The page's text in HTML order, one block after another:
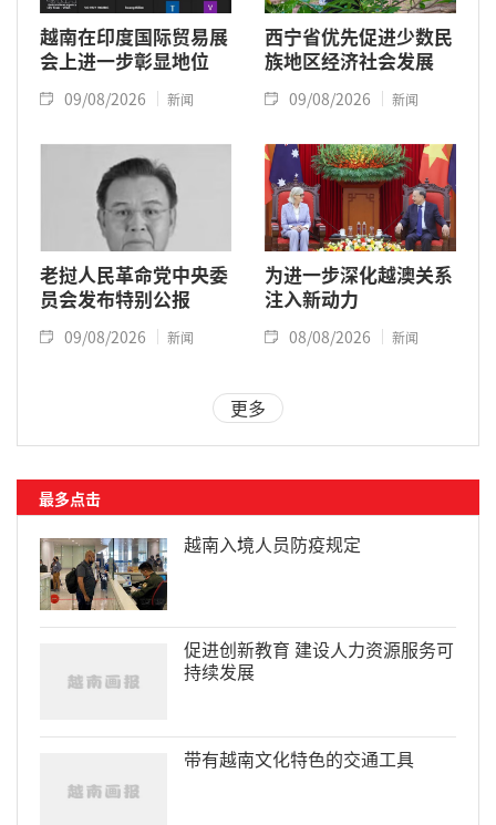
越南在印度国际贸易展
会上进一步彰显地位
09/08/2026 新闻
西宁省优先促进少数民
族地区经济社会发展
09/08/2026 新闻
老挝人民革命党中央委
员会发布特别公报
09/08/2026 新闻
为进一步深化越澳关系
注入新动力
08/08/2026 新闻
更多
最多点击
越南入境人员防疫规定
促进创新教育 建设人力资源服务可
持续发展
带有越南文化特色的交通工具